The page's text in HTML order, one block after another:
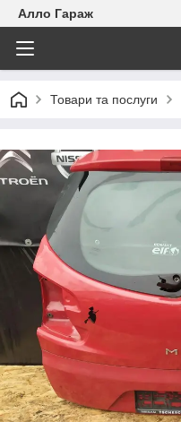
Алло Гараж
Товари та послуги